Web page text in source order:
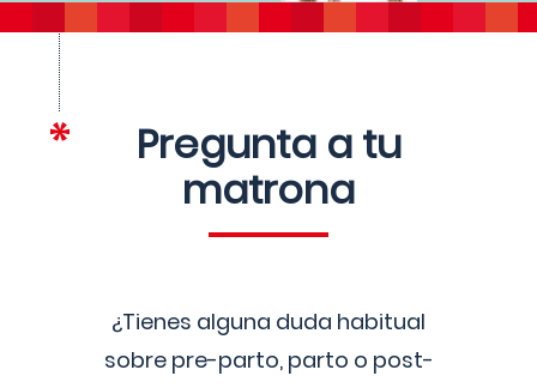
Pregunta a tu
matrona
¿Tienes alguna duda habitual
sobre pre-parto, parto o post-